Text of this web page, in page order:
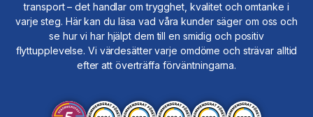
transport – det handlar om trygghet, kvalitet och omtanke i
varje steg. Här kan du läsa vad våra kunder säger om oss och
se hur vi har hjälpt dem till en smidig och positiv
flyttupplevelse. Vi värdesätter varje omdöme och strävar alltid
efter att överträffa förväntningarna.